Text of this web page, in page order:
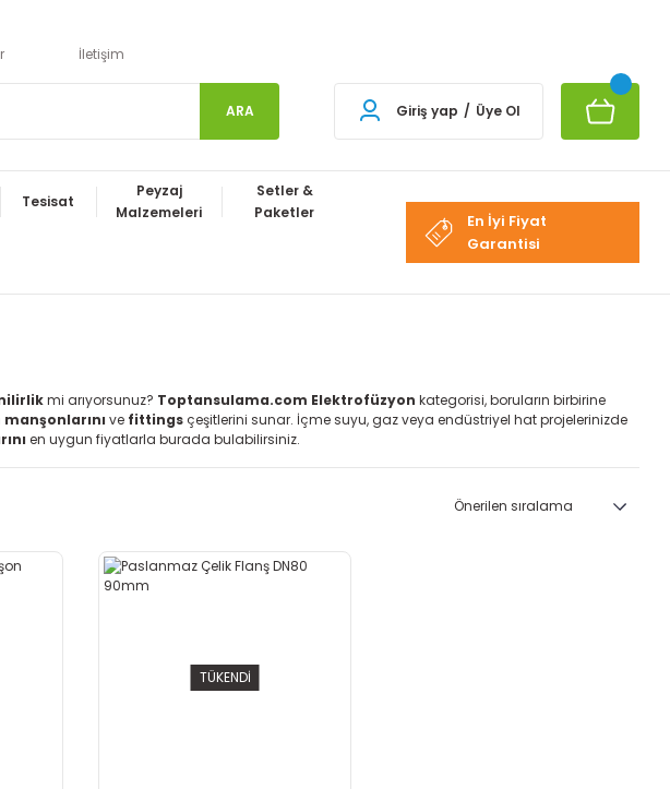
İletişim
ARA Giriş yap / Üye Ol
Tesisat
Peyzaj
Malzemeleri
Setler &
Paketler
En İyi Fiyat
Garantisi
mi arıyorsunuz? Toptansulama.com Elektrofüzyon kategorisi, boruların birbirine
ve fittings çeşitlerini sunar. İçme suyu, gaz veya endüstriyel hat projelerinizde
en uygun fiyatlarla burada bulabilirsiniz.
TÜKENDİ